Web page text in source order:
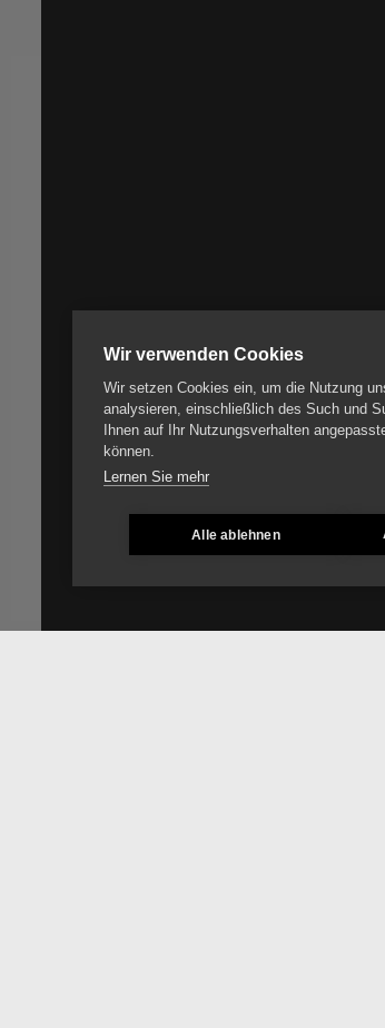
Wir verwenden Cookies
Wir setzen Cookies ein, um die Nutzung
analysieren, einschließlich des Such und
Ihnen auf Ihr Nutzungsverhalten
können.
Lernen Sie mehr
Alle ablehnen